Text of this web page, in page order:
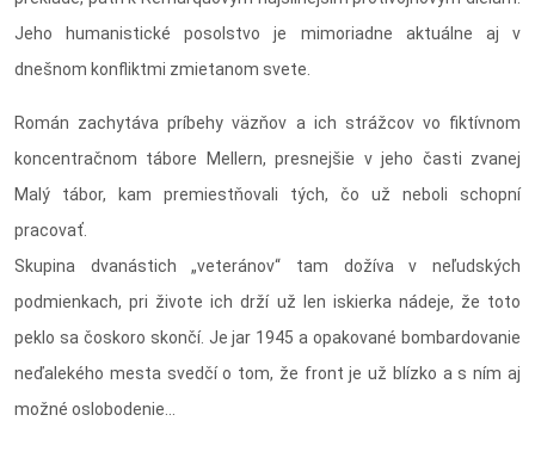
Jeho humanistické posolstvo je mimoriadne aktuálne aj v
dnešnom konfliktmi zmietanom svete.
Román zachytáva príbehy väzňov a ich strážcov vo fiktívnom
koncentračnom tábore Mellern, presnejšie v jeho časti zvanej
Malý tábor, kam premiestňovali tých, čo už neboli schopní
pracovať.
Skupina dvanástich „veteránov“ tam dožíva v neľudských
podmienkach, pri živote ich drží už len iskierka nádeje, že toto
peklo sa čoskoro skončí. Je jar 1945 a opakované bombardovanie
neďalekého mesta svedčí o tom, že front je už blízko a s ním aj
možné oslobodenie...